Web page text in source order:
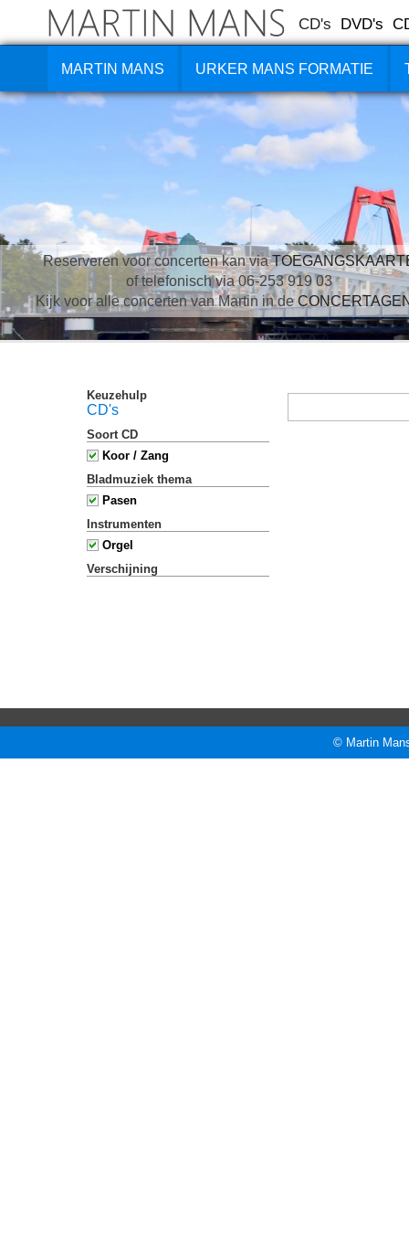
CD's DVD's
MARTIN MANS URKER MANS FORMATIE
Reserveren voor concerten kan via
of telefonisch via 06-253 919 03
Kijk voor alle concerten van Martin in de
Keuzehulp
CD's
Soort CD
Koor / Zang
Bladmuziek thema
Pasen
Instrumenten
Orgel
Verschijning
© Martin